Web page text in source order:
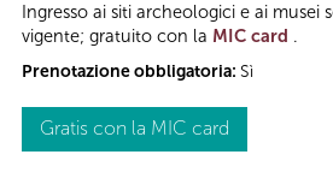
Ingresso ai siti archeologici e ai musei
vigente; gratuito con la MIC card .
Prenotazione obbligatoria: Sì
Gratis con la MIC card